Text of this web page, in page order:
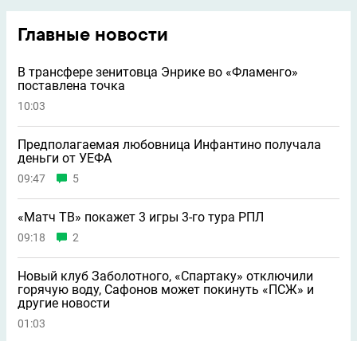
Главные новости
В трансфере зенитовца Энрике во «Фламенго»
поставлена точка
10:03
Предполагаемая любовница Инфантино получала
деньги от УЕФА
09:47 5
«Матч ТВ» покажет 3 игры 3-го тура РПЛ
09:18 2
Новый клуб Заболотного, «Спартаку» отключили
горячую воду, Сафонов может покинуть «ПСЖ» и
другие новости
01:03